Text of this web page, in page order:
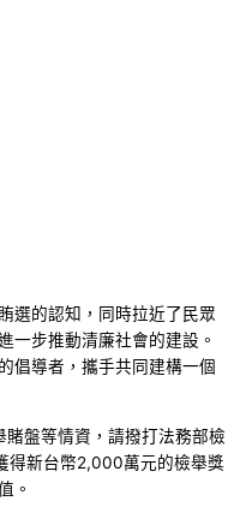
選的認知，同時拉近了民眾
一步推動清廉社會的建設。
倡導者，攜手共同建構一個
盤等情資，請撥打法務部檢
新台幣2,000萬元的檢舉獎
。